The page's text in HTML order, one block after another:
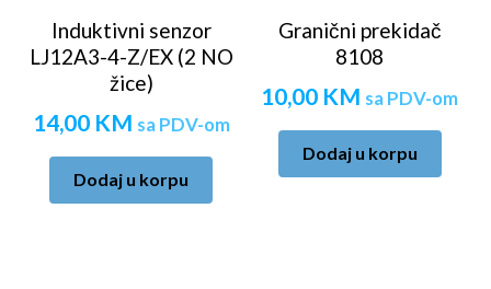
Induktivni senzor
LJ12A3-4-Z/EX (2 NO
žice)
14,00 KM sa PDV-om
Dodaj u korpu
Granični prekidač
8108
10,00 KM sa PDV-om
Dodaj u korpu